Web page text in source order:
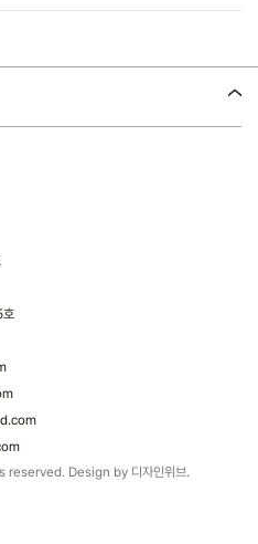
호
Design by 디자인위브.